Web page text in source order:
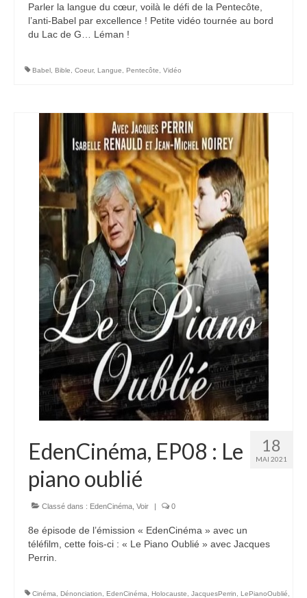
Selfies de Mariages
Mon témoignage
EdenCinéma
Vidéos Bibliques
Autres Vidéos
Apprendre
Conférences, Retraites
Enseignements ALTIUS
Enseignements CCRFE-ABC
Autres Enseignements
Retraites
Anciens enseignements Théodule
Prier
Partagez une prière
Partagez votre prière
Lieux et Dates
Prochaines Messes
Parler la langue du cœur, voilà le défi de la Pentecôte,
l’anti-Babel par excellence ! Petite vidéo tournée au bord
du Lac de G… Léman !
Babel Bible Coeur, Langue Pentecôte Vidéo
18
MAI 2021
EdenCinéma, EP08 : Le
piano oublié
Classé dans : EdenCinéma Voir | 0
8e épisode de l’émission « EdenCinéma » avec un
téléfilm, cette fois-ci : « Le Piano Oublié » avec Jacques
Perrin.
Cinéma Dénonciation EdenCinéma Holocauste JacquesPerrin LePianoOublié